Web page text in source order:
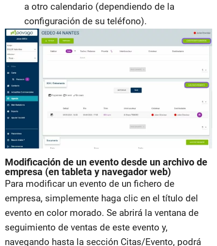
a otro calendario (dependiendo de la
configuración de su teléfono).
Modificación de un evento desde un archivo de
empresa (en tableta y navegador web)
Para modificar un evento de un fichero de
empresa, simplemente haga clic en el título del
evento en color morado. Se abrirá la ventana de
seguimiento de ventas de este evento y,
navegando hasta la sección Citas/Evento, podrá